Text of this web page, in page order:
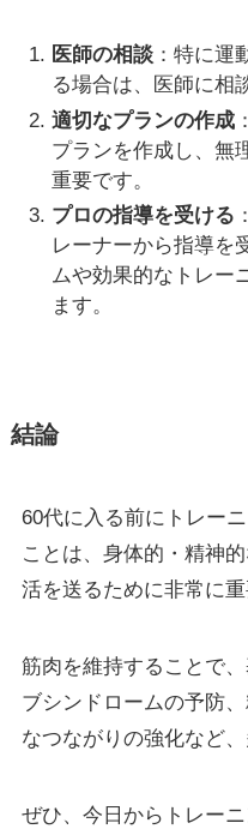
医師の相談 ：特に運
る場合は、医師に相
適切なプランの作成
プランを作成し、無
重要です。
プロの指導を受ける
レーナーから指導を
ムや効果的なトレー
ます。
結論
60代に入る前にトレー
ことは、身体的・精神
活を送るために非常に重
筋肉を維持することで
ブシンドロームの予防
なつながりの強化など
ぜひ、今日からトレー